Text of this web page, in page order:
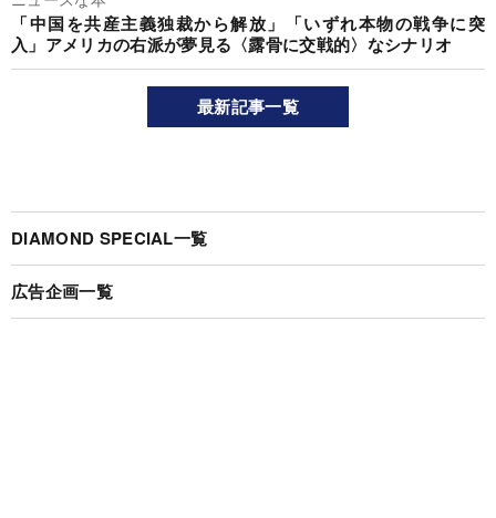
「中国を共産主義独裁から解放」「いずれ本物の戦争に突
入」アメリカの右派が夢見る〈露骨に交戦的〉なシナリオ
最新記事一覧
DIAMOND SPECIAL一覧
広告企画一覧